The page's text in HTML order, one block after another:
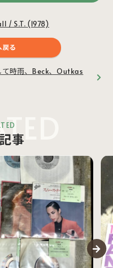
/ S.T. (1978)
戻る
て時雨、Beck、Outkas
事